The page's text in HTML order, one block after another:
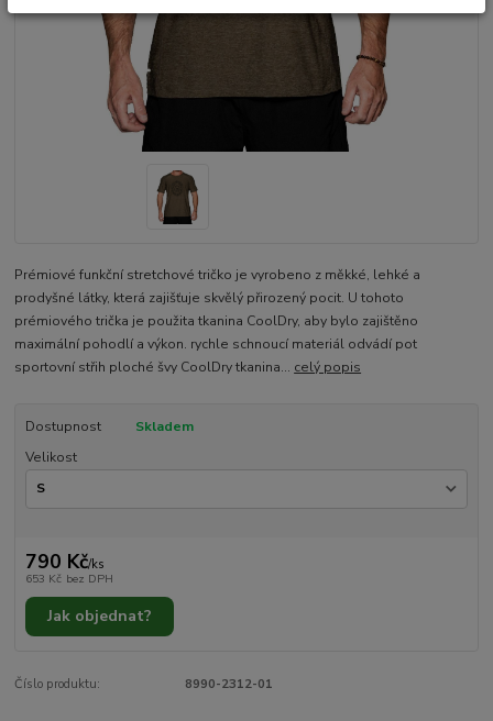
Prémiové funkční stretchové tričko je vyrobeno z měkké, lehké a
prodyšné látky, která zajišťuje skvělý přirozený pocit. U tohoto
prémiového trička je použita tkanina CoolDry, aby bylo zajištěno
maximální pohodlí a výkon. rychle schnoucí materiál odvádí pot
sportovní střih ploché švy CoolDry tkanina... celý popis
Dostupnost
Skladem
Velikost
790 Kč/ks
653 Kč bez DPH
Jak objednat?
Číslo produktu: 8990-2312-01